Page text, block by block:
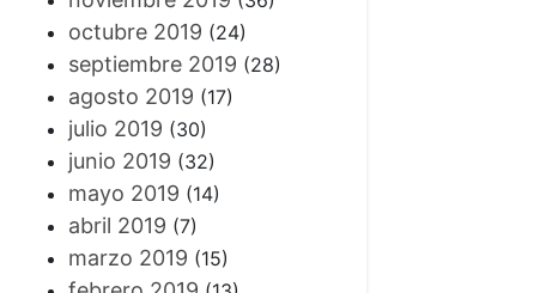
octubre 2019 (24)
septiembre 2019 (28)
agosto 2019 (17)
julio 2019 (30)
junio 2019 (32)
mayo 2019 (14)
abril 2019 (7)
marzo 2019 (15)